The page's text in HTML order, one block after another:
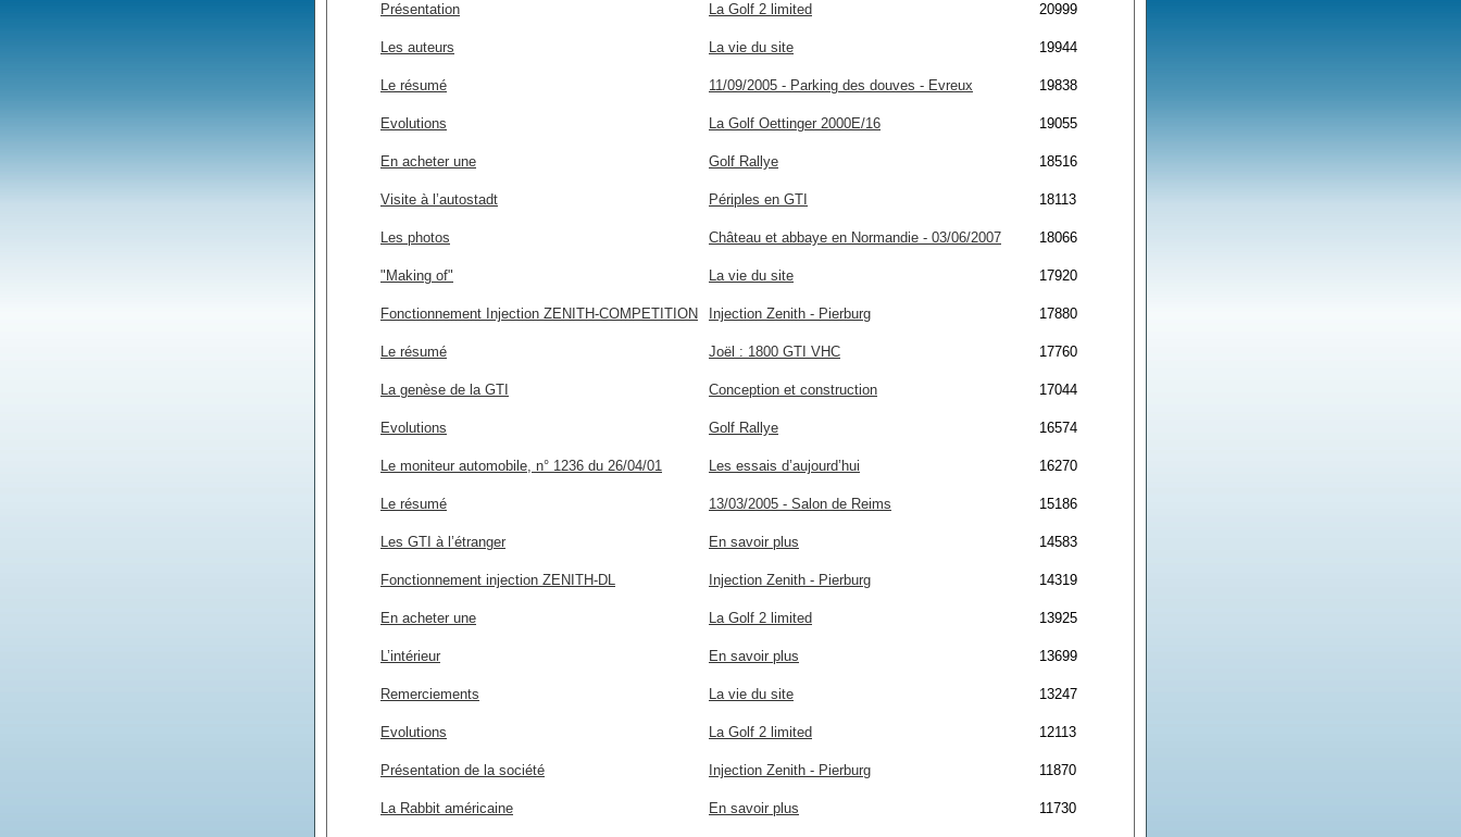
Présentation La Golf 2 limited 20999
Les auteurs La vie du site 19944
Le résumé 11/09/2005 - Parking des douves - Evreux 19838
Evolutions La Golf Oettinger 2000E/16 19055
En acheter une Golf Rallye 18516
Visite à l’autostadt Périples en GTI 18113
Les photos Château et abbaye en Normandie - 03/06/2007 18066
"Making of" La vie du site 17920
Fonctionnement Injection ZENITH-COMPETITION Injection Zenith - Pierburg 17880
Le résumé Joël : 1800 GTI VHC 17760
La genèse de la GTI Conception et construction 17044
Evolutions Golf Rallye 16574
Le moniteur automobile, n° 1236 du 26/04/01 Les essais d’aujourd’hui 16270
Le résumé 13/03/2005 - Salon de Reims 15186
Les GTI à l’étranger En savoir plus 14583
Fonctionnement injection ZENITH-DL Injection Zenith - Pierburg 14319
En acheter une La Golf 2 limited 13925
L’intérieur En savoir plus 13699
Remerciements La vie du site 13247
Evolutions La Golf 2 limited 12113
Présentation de la société Injection Zenith - Pierburg 11870
La Rabbit américaine En savoir plus 11730